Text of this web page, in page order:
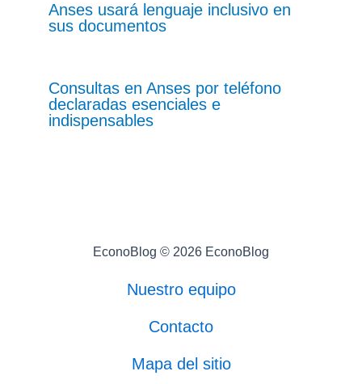
Anses usará lenguaje inclusivo en
sus documentos
Consultas en Anses por teléfono
declaradas esenciales e
indispensables
EconoBlog © 2026 EconoBlog
Nuestro equipo
Contacto
Mapa del sitio